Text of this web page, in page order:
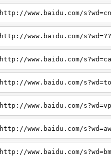
http://www.baidu.com/
http://www.baidu.com/
http://www.baidu.com/
http://www.baidu.com/
http://www.baidu.com/
http://www.baidu.com/
http://www.baidu.com/